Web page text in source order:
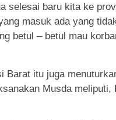
selesai baru kita ke
masuk ada yang
betul – betul mau
Barat itu juga
Musda meliputi,